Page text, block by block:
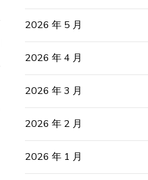
2026 年 5 月
2026 年 4 月
2026 年 3 月
2026 年 2 月
2026 年 1 月